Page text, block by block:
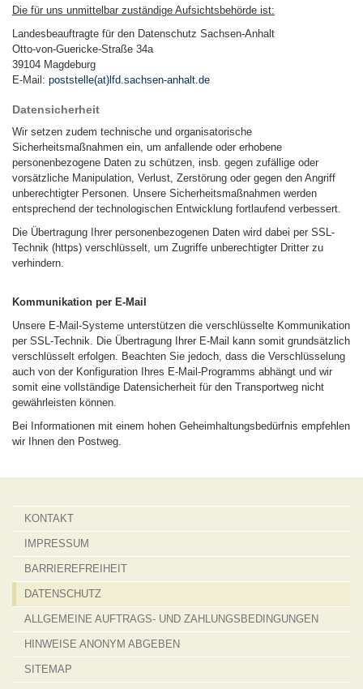
Die für uns unmittelbar zuständige Aufsichtsbehörde ist:
Landesbeauftragte für den Datenschutz Sachsen-Anhalt
Otto-von-Guericke-Straße 34a
39104 Magdeburg
E-Mail: poststelle(at)lfd.sachsen-anhalt.de
Datensicherheit
Wir setzen zudem technische und organisatorische
Sicherheitsmaßnahmen ein, um anfallende oder erhobene
personenbezogene Daten zu schützen, insb. gegen zufällige oder
vorsätzliche Manipulation, Verlust, Zerstörung oder gegen den Angriff
unberechtigter Personen. Unsere Sicherheitsmaßnahmen werden
entsprechend der technologischen Entwicklung fortlaufend verbessert.
Die Übertragung Ihrer personenbezogenen Daten wird dabei per SSL-
Technik (https) verschlüsselt, um Zugriffe unberechtigter Dritter zu
verhindern.
Kommunikation per E-Mail
Unsere E-Mail-Systeme unterstützen die verschlüsselte Kommunikation
per SSL-Technik. Die Übertragung Ihrer E-Mail kann somit grundsätzlich
verschlüsselt erfolgen. Beachten Sie jedoch, dass die Verschlüsselung
auch von der Konfiguration Ihres E-Mail-Programms abhängt und wir
somit eine vollständige Datensicherheit für den Transportweg nicht
gewährleisten können.
Bei Informationen mit einem hohen Geheimhaltungsbedürfnis empfehlen
wir Ihnen den Postweg.
KONTAKT
IMPRESSUM
BARRIEREFREIHEIT
DATENSCHUTZ
ALLGEMEINE AUFTRAGS- UND ZAHLUNGSBEDINGUNGEN
HINWEISE ANONYM ABGEBEN
SITEMAP